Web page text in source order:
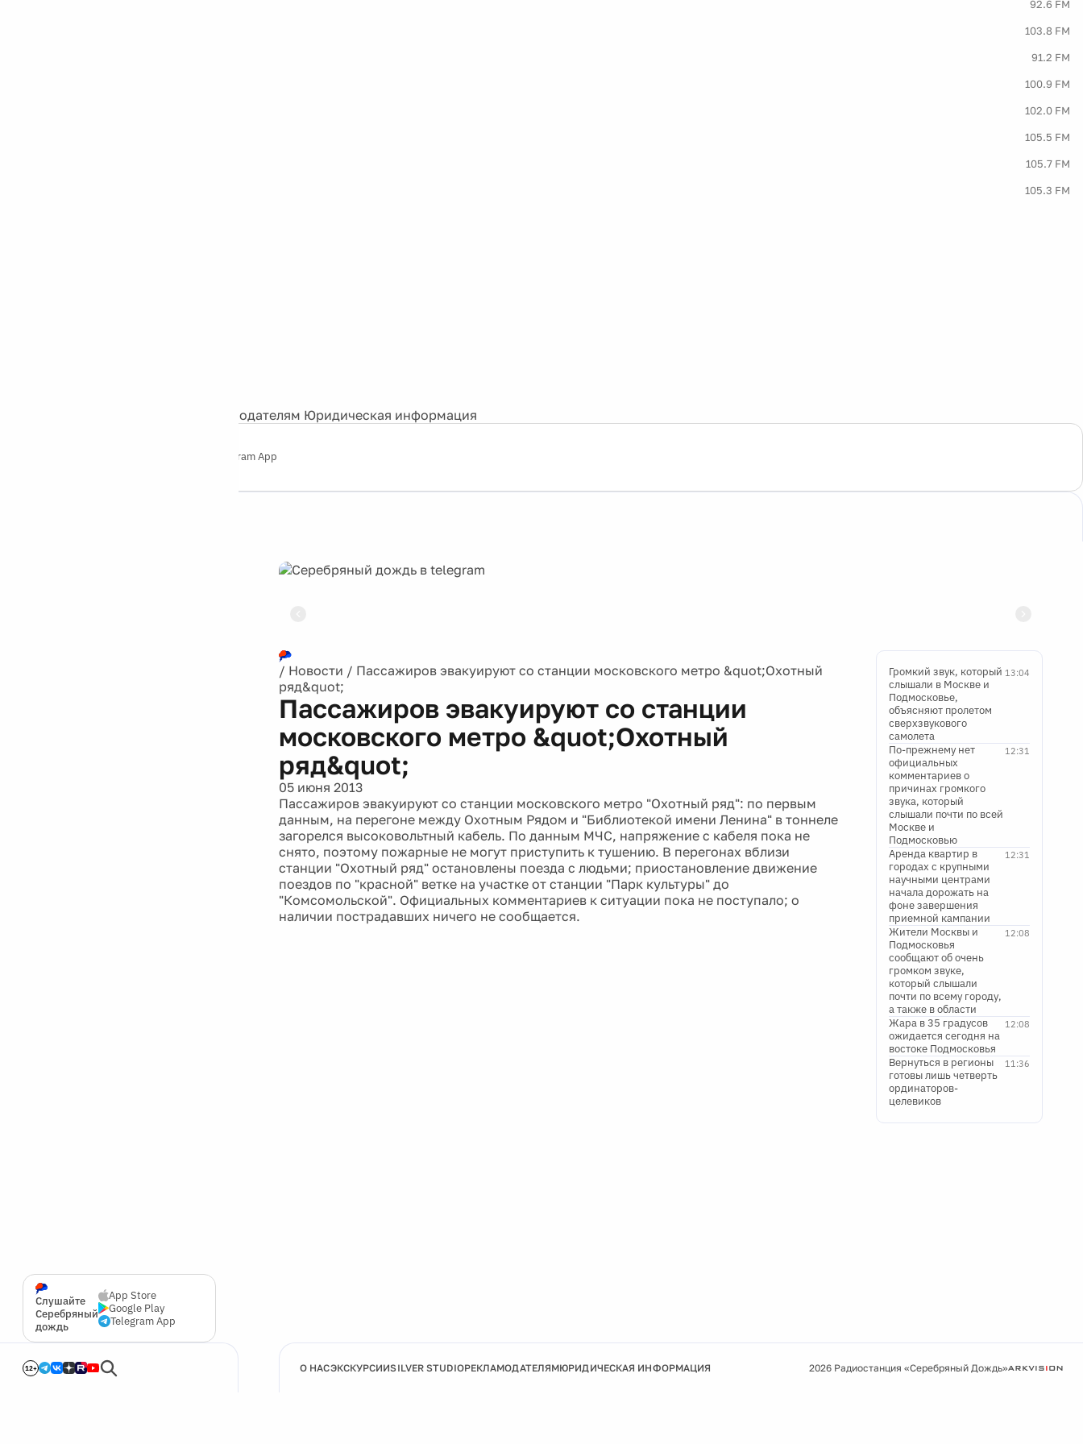
92.6 FM
103.8 FM
91.2 FM
100.9 FM
102.0 FM
105.5 FM
105.7 FM
105.3 FM
Рекламодателям Юридическая информация
Telegram App
Слушайте
Серебряный
дождь
App Store
Google Play
Telegram App
12+
/ Новости / Пассажиров эвакуируют со станции московского метро &quot;Охотный
ряд&quot;
Пассажиров эвакуируют со станции
московского метро &quot;Охотный
ряд&quot;
05 июня 2013
Пассажиров эвакуируют со станции московского метро "Охотный ряд": по первым
данным, на перегоне между Охотным Рядом и "Библиотекой имени Ленина" в тоннеле
загорелся высоковольтный кабель. По данным МЧС, напряжение с кабеля пока не
снято, поэтому пожарные не могут приступить к тушению. В перегонах вблизи
станции "Охотный ряд" остановлены поезда с людьми; приостановление движение
поездов по "красной" ветке на участке от станции "Парк культуры" до
"Комсомольской". Официальных комментариев к ситуации пока не поступало; о
наличии пострадавших ничего не сообщается.
13:04
Громкий звук, который
слышали в Москве и
Подмосковье,
объясняют пролетом
сверхзвукового
самолета
12:31
По-прежнему нет
официальных
комментариев о
причинах громкого
звука, который
слышали почти по всей
Москве и
Подмосковью
12:31
Аренда квартир в
городах с крупными
научными центрами
начала дорожать на
фоне завершения
приемной кампании
12:08
Жители Москвы и
Подмосковья
сообщают об очень
громком звуке,
который слышали
почти по всему городу,
а также в области
12:08
Жара в 35 градусов
ожидается сегодня на
востоке Подмосковья
11:36
Вернуться в регионы
готовы лишь четверть
ординаторов-
целевиков
О НАСЭКСКУРСИИSILVER STUDIOРЕКЛАМОДАТЕЛЯМЮРИДИЧЕСКАЯ ИНФОРМАЦИЯ 2026 Радиостанция «Серебряный Дождь»